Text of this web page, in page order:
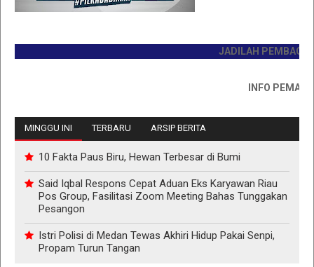
JADILAH PEMBACA
INFO
MINGGU INI TERBARU ARSIP BERITA
10 Fakta Paus Biru, Hewan Terbesar di Bumi
Said Iqbal Respons Cepat Aduan Eks Karyawan Riau
Pos Group, Fasilitasi Zoom Meeting Bahas Tunggakan
Pesangon
Istri Polisi di Medan Tewas Akhiri Hidup Pakai Senpi,
Propam Turun Tangan